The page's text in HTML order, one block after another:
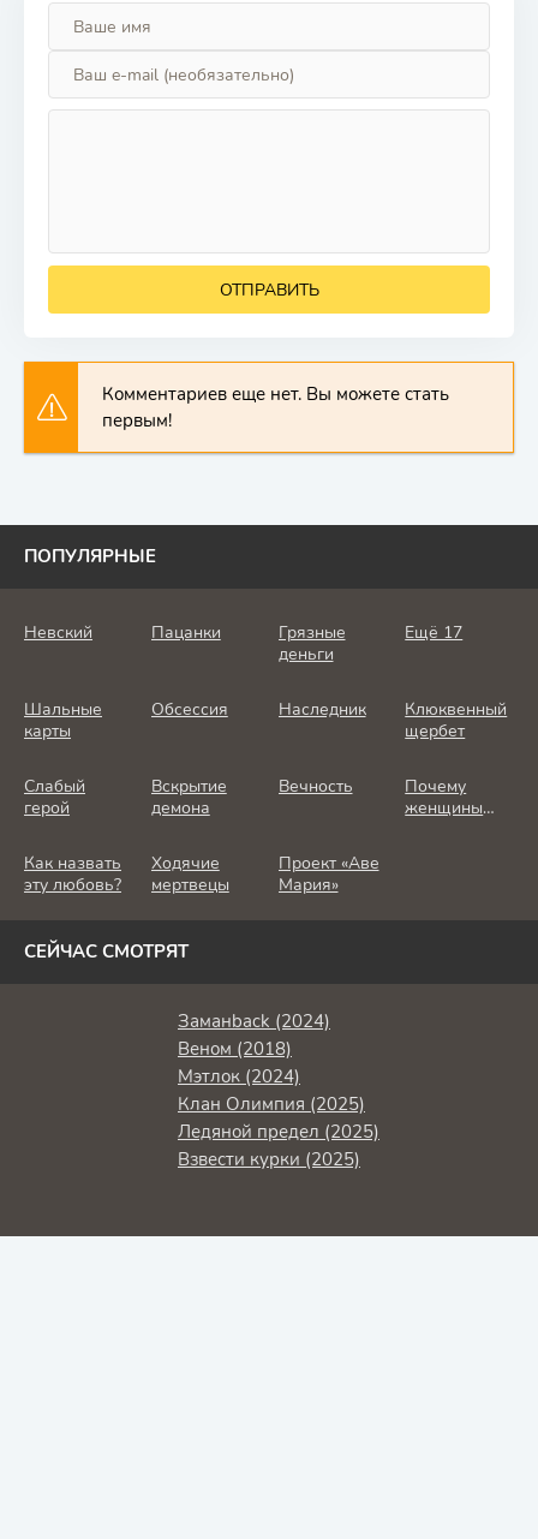
ОТПРАВИТЬ
Комментариев еще нет. Вы можете стать
первым!
ПОПУЛЯРНЫЕ
Невский Пацанки
Грязные
деньги
Ещё 17
Шальные
карты
Обсессия Наследник
Клюквенный
щербет
Слабый
герой
Вскрытие
демона
Вечность
Почему
женщины
Как назвать
эту любовь?
Ходячие
мертвецы
Проект «Аве
Мария»
СЕЙЧАС СМОТРЯТ
Заманback (2024)
Веном (2018)
Мэтлок (2024)
Клан Олимпия (2025)
Ледяной предел (2025)
Взвести курки (2025)